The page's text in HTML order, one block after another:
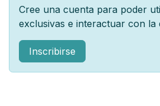
Cree una cuenta para poder
exclusivas e interactuar con la
Inscribirse